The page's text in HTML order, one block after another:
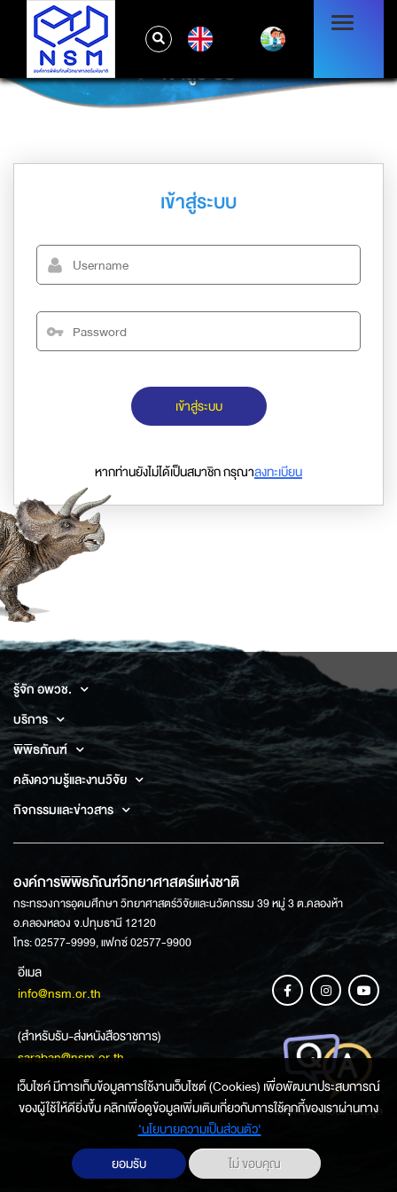
เข้าสู่ระบบ
เข้าสู่ระบบ
เข้าสู่ระบบ
หากท่านยังไม่ได้เป็นสมาชิก กรุณาลงทะเบียน
รู้จัก อพวช.
บริการ
พิพิธภัณฑ์
คลังความรู้และงานวิจัย
กิจกรรมและข่าวสาร
องค์การพิพิธภัณฑ์วิทยาศาสตร์แห่งชาติ
กระทรวงการอุดมศึกษา วิทยาศาสตร์วิจัยและนวัตกรรม 39 หมู่ 3 ต.คลองห้า
อ.คลองหลวง จ.ปทุมธานี 12120
โทร: 02577-9999, แฟกซ์ 02577-9900
อีเมล
info@nsm.or.th
(สำหรับรับ-ส่งหนังสือราชการ)
saraban@nsm.or.th
ช่องทางการสอบถามข้อมูล
เว็บไซค์ มีการเก็บข้อมูลการใช้งานเว็บไซต์ (Cookies) เพื่อพัฒนาประสบการณ์
ของผู้ใช้ให้ดียิ่งขึ้น คลิกเพื่อดูข้อมูลเพิ่มเติมเกี่ยวกับการใช้คุกกี้ของเราผ่านทาง
‘นโยบายความเป็นส่วนตัว'
ยอมรับ
ไม่ ขอบคุณ